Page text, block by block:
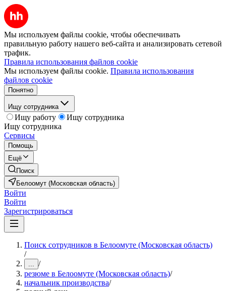
Мы используем файлы cookie, чтобы обеспечивать
правильную работу нашего веб-сайта и анализировать сетевой
трафик.
Правила использования файлов cookie
Мы используем файлы cookie. Правила использования
файлов cookie
Понятно
Ищу сотрудника
Ищу работу
Ищу сотрудника
Ищу сотрудника
Сервисы
Помощь
Ещё
Поиск
Белоомут (Московская область)
Войти
Войти
Зарегистрироваться
Поиск сотрудников в Белоомуте (Московская область)
/
... /
резюме в Белоомуте (Московская область)/
начальник производства/